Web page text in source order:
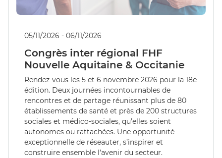
05/11/2026 - 06/11/2026
Congrès inter régional FHF
Nouvelle Aquitaine & Occitanie
Rendez-vous les 5 et 6 novembre 2026 pour la 18e
édition. Deux journées incontournables de
rencontres et de partage réunissant plus de 80
établissements de santé et près de 200 structures
sociales et médico-sociales, qu’elles soient
autonomes ou rattachées. Une opportunité
exceptionnelle de réseauter, s’inspirer et
construire ensemble l’avenir du secteur.